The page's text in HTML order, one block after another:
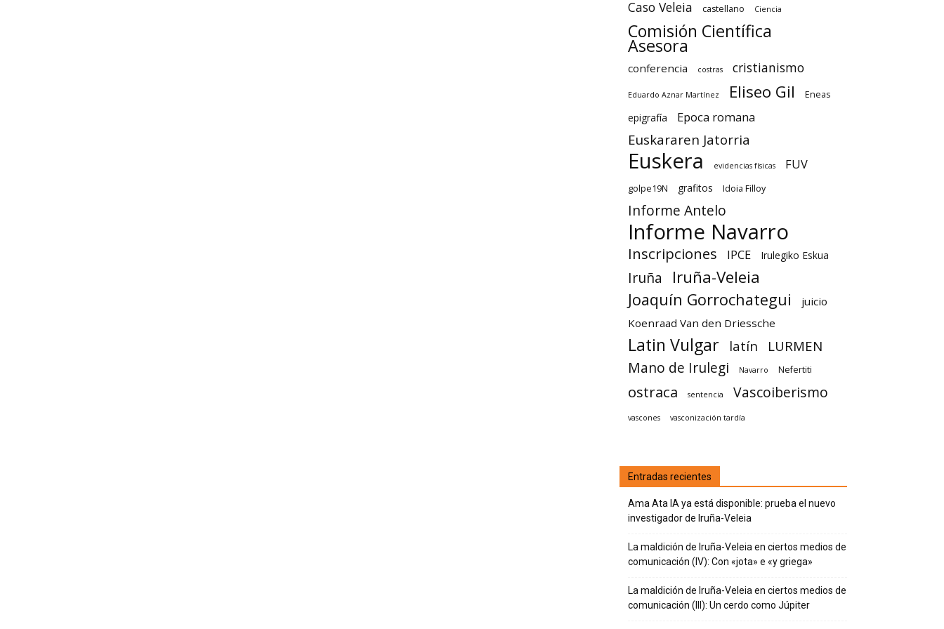
Caso Veleia castellano Ciencia
Comisión Científica
Asesora
conferencia costras cristianismo
Eduardo Aznar Martínez Eliseo Gil Eneas
epigrafía Epoca romana
Euskararen Jatorria
Euskera evidencias físicas FUV
golpe19N grafitos Idoia Filloy
Informe Antelo
Informe Navarro
Inscripciones IPCE Irulegiko Eskua
Iruña Iruña-Veleia
Joaquín Gorrochategui
juicio
Koenraad Van den Driessche
Latin Vulgar latín LURMEN
Mano de Irulegi Navarro Nefertiti
ostraca sentencia Vascoiberismo
vascones vasconización tardía
Entradas recientes
Ama Ata IA ya está disponible: prueba el nuevo
investigador de Iruña-Veleia
La maldición de Iruña-Veleia en ciertos medios de
comunicación (IV): Con «jota» e «y griega»
La maldición de Iruña-Veleia en ciertos medios de
comunicación (III): Un cerdo como Júpiter